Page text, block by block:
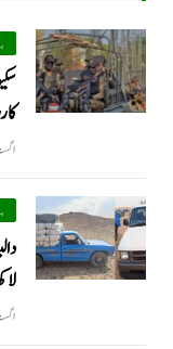
اگست
اگست